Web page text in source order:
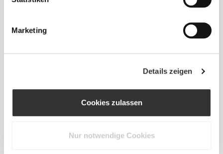
Marketing
Details zeigen
Cookies zulassen
Nur notwendige Cookies
EINEN KÖRPERMASSEN
(cm)/(in)
(cm)/(in)
88 - 94
74 - 81
89 - 96
96 - 102
83 - 90
98 - 105